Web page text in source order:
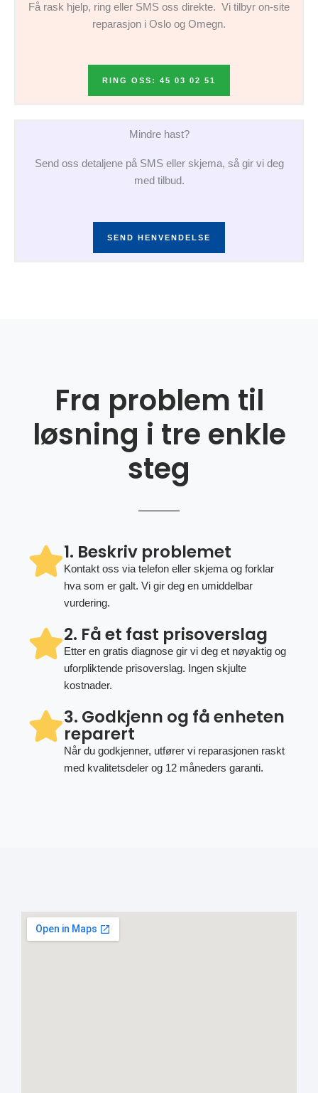
Få rask hjelp, ring eller SMS oss direkte. Vi tilbyr on-site
reparasjon i Oslo og Omegn.
RING OSS: 45 03 02 51
Mindre hast?
Send oss detaljene på SMS eller skjema, så gir vi deg
med tilbud.
SEND HENVENDELSE
Fra problem til
løsning i tre enkle
steg
1. Beskriv problemet
Kontakt oss via telefon eller skjema og forklar
hva som er galt. Vi gir deg en umiddelbar
vurdering.
2. Få et fast prisoverslag
Etter en gratis diagnose gir vi deg et nøyaktig og
uforpliktende prisoverslag. Ingen skjulte
kostnader.
3. Godkjenn og få enheten
reparert
Når du godkjenner, utfører vi reparasjonen raskt
med kvalitetsdeler og 12 måneders garanti.